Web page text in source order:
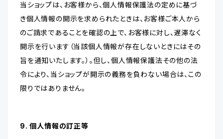
当ショップは、お客様から、個人情報保護法の定めに基づ
き個人情報の開示を求められたときは、お客様ご本人から
のご請求であることを確認の上で、お客様に対し、遅滞なく
開示を行います（当該個人情報が存在しないときにはその
旨を通知いたします。）。但し、個人情報保護法その他の法
令により、当ショップが開示の義務を負わない場合は、この
限りではありません。
9. 個人情報の訂正等